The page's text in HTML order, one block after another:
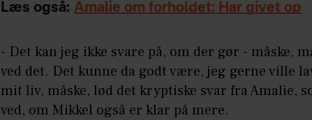
Læs også: Amalie om forholdet: Har givet op
- Det kan jeg ikke svare på, om der gør - måske,
ved det. Det kunne da godt være, jeg gerne ville
mit liv, måske, lød det kryptiske svar fra Amalie,
ved, om Mikkel også er klar på mere.